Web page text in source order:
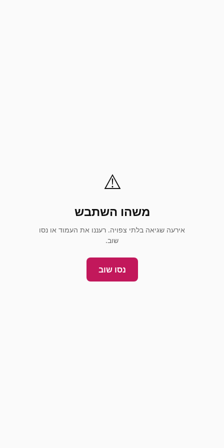
⚠️
משהו השתבש
אירעה שגיאה בלתי צפויה. רעננו את העמוד או נסו
שוב.
נסו שוב